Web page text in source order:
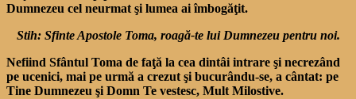
Dumnezeu cel neurmat şi lumea ai îmbogăţit.
Stih: Sfinte Apostole Toma, roagă-te lui Dumnezeu pentru noi.
Nefiind Sfântul Toma de faţă la cea dintâi intrare şi necrezând
pe ucenici, mai pe urmă a crezut şi bucurându-se, a cântat: pe
Tine Dumnezeu şi Domn Te vestesc, Mult Milostive.